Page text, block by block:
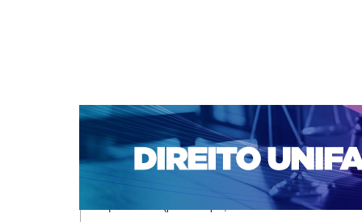
CAPA SOBRE ACESSO CADASTRO
NOTÍCIAS
EDIÇÕES DE Nº 1 A 100 WEBMAIL
Capa>n. 277 (2023) > Nascimento Pinheiro Vargas
O arquivo PDF selecionado deve ser carregado no
de arquivos PDF (por exemplo, uma versão atual do